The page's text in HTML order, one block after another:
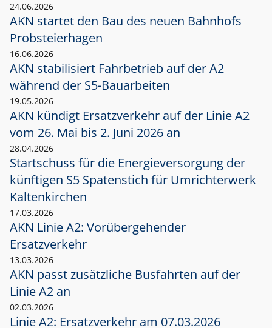
24.06.2026
AKN startet den Bau des neuen Bahnhofs
Probsteierhagen
16.06.2026
AKN stabilisiert Fahrbetrieb auf der A2
während der S5-Bauarbeiten
19.05.2026
AKN kündigt Ersatzverkehr auf der Linie A2
vom 26. Mai bis 2. Juni 2026 an
28.04.2026
Startschuss für die Energieversorgung der
künftigen S5 Spatenstich für Umrichterwerk
Kaltenkirchen
17.03.2026
AKN Linie A2: Vorübergehender
Ersatzverkehr
13.03.2026
AKN passt zusätzliche Busfahrten auf der
Linie A2 an
02.03.2026
Linie A2: Ersatzverkehr am 07.03.2026